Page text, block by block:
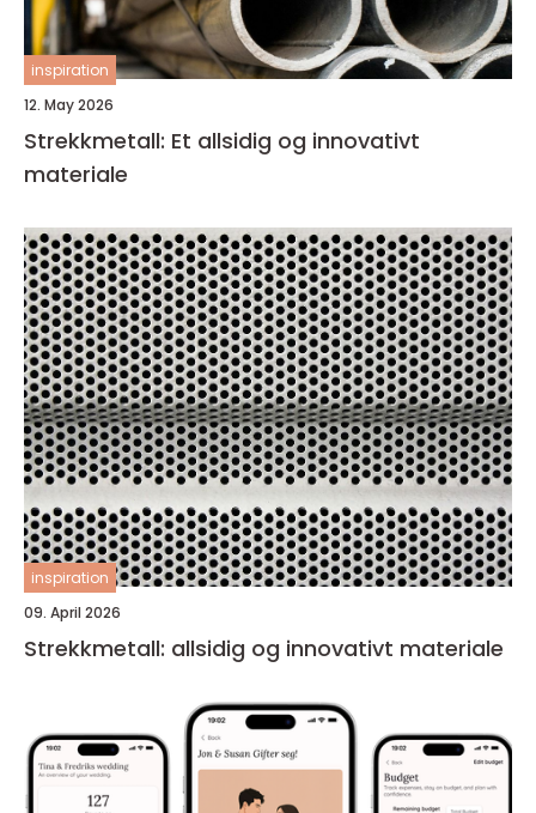
inspiration
12. May 2026
Strekkmetall: Et allsidig og innovativt
materiale
inspiration
09. April 2026
Strekkmetall: allsidig og innovativt materiale